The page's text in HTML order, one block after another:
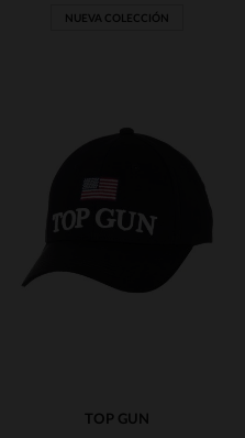
TALLAS DISPONIBLES
NUEVA COLECCIÓN
TOP GUN